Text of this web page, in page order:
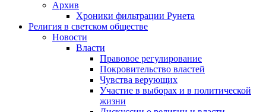
Архив
Хроники фильтрации Рунета
Религия в светском обществе
Новости
Власти
Правовое регулирование
Покровительство властей
Чувства верующих
Участие в выборах и в политической
жизни